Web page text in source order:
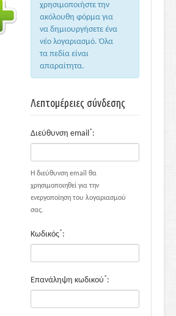
χρησιμοποιήστε την
ακόλουθη φόρμα για
να δημιουργήσετε ένα
νέο λογαριασμό. Όλα
τα πεδία είναι
απαραίτητα.
Λεπτομέρειες σύνδεσης
Διεύθυνση email*:
Η διεύθυνση email θα
χρησιμοποιηθεί για την
ενεργοποίηση του λογαριασμού
σας.
Κωδικός*:
Επανάληψη κωδικού*: